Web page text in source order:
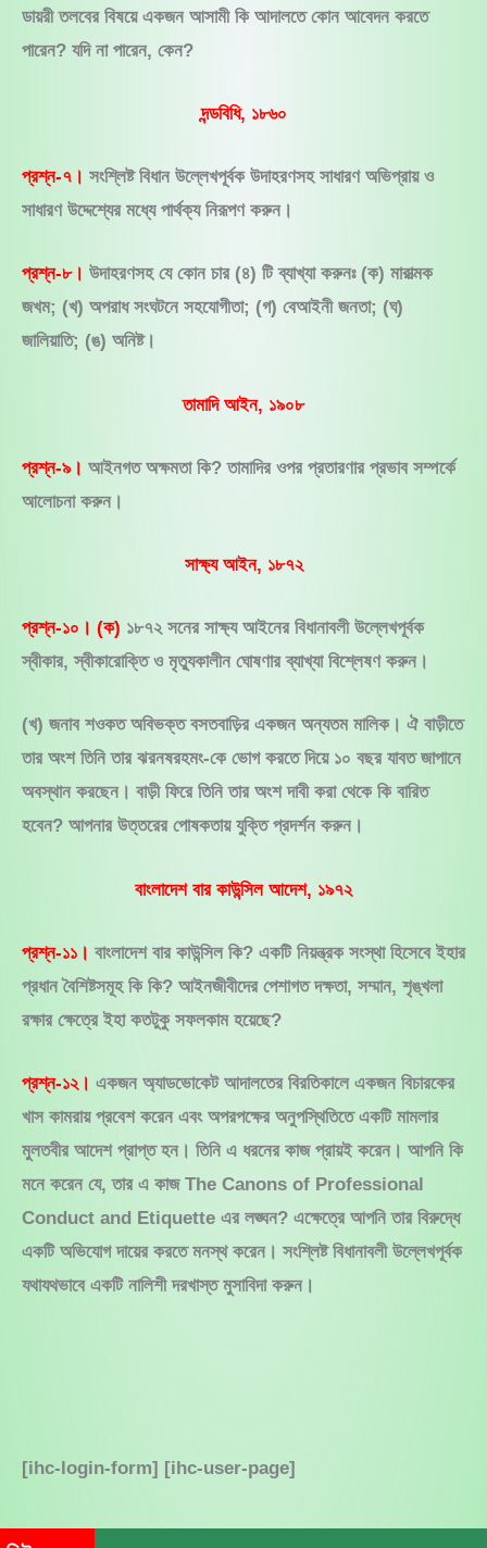
[ihc-login-form] [ihc-user-page]
ডায়রী তলবের বিষয়ে একজন আসামী কি আদালতে কোন আবেদন করতে
পারেন? যদি না পারেন, কেন?
দন্ডবিধি, ১৮৬০
প্রশ্ন-৭। সংশ্লিষ্ট বিধান উল্লেখপূর্বক উদাহরণসহ সাধারণ অভিপ্রায় ও
সাধারণ উদ্দেশ্যের মধ্যে পার্থক্য নিরূপণ করুন।
প্রশ্ন-৮। উদাহরণসহ যে কোন চার (৪) টি ব্যাখ্যা করুনঃ (ক) মারাত্মক
জখম; (খ) অপরাধ সংঘটনে সহযোগীতা; (গ) বেআইনী জনতা; (ঘ)
জালিয়াতি; (ঙ) অনিষ্ট।
তামাদি আইন, ১৯০৮
প্রশ্ন-৯। আইনগত অক্ষমতা কি? তামাদির ওপর প্রতারণার প্রভাব সম্পর্কে
আলোচনা করুন।
সাক্ষ্য আইন, ১৮৭২
প্রশ্ন-১০। (ক) ১৮৭২ সনের সাক্ষ্য আইনের বিধানাবলী উল্লেখপূর্বক
স্বীকার, স্বীকারোক্তি ও মৃত্যুকালীন ঘোষণার ব্যাখ্যা বিশ্লেষণ করুন।
(খ) জনাব শওকত অবিভক্ত বসতবাড়ির একজন অন্যতম মালিক। ঐ বাড়ীতে
তার অংশ তিনি তার ঝরনষরহমং-কে ভোগ করতে দিয়ে ১০ বছর যাবত জাপানে
অবস্থান করছেন। বাড়ী ফিরে তিনি তার অংশ দাবী করা থেকে কি বারিত
হবেন? আপনার উত্তরের পোষকতায় যুক্তি প্রদর্শন করুন।
বাংলাদেশ বার কাউন্সিল আদেশ, ১৯৭২
প্রশ্ন-১১। বাংলাদেশ বার কাউন্সিল কি? একটি নিয়ন্ত্রক সংস্থা হিসেবে ইহার
প্রধান বৈশিষ্টসমূহ কি কি? আইনজীবীদের পেশাগত দক্ষতা, সম্মান, শৃঙ্খলা
রক্ষার ক্ষেত্রে ইহা কতটুকু সফলকাম হয়েছে?
প্রশ্ন-১২। একজন অ্যাডভোকেট আদালতের বিরতিকালে একজন বিচারকের
খাস কামরায় প্রবেশ করেন এবং অপরপক্ষের অনুপস্থিতিতে একটি মামলার
মুলতবীর আদেশ প্রাপ্ত হন। তিনি এ ধরনের কাজ প্রায়ই করেন। আপনি কি
মনে করেন যে, তার এ কাজ The Canons of Professional
Conduct and Etiquette এর লঙ্ঘন? এক্ষেত্রে আপনি তার বিরুদ্ধে
একটি অভিযোগ দায়ের করতে মনস্থ করেন। সংশ্লিষ্ট বিধানাবলী উল্লেখপূর্বক
যথাযথভাবে একটি নালিশী দরখাস্ত মুসাবিদা করুন।